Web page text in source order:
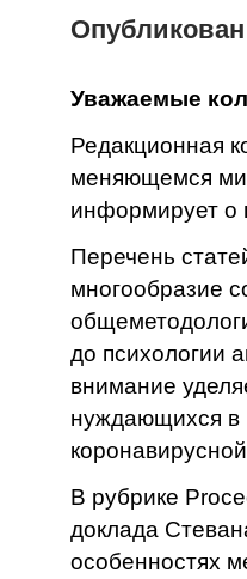
Уважаемые
Редакционная
меняющемся
информирует о
Перечень
многообразие
до психологии
внимание
нуждающихся в
В рубрике
доклада
особенностях